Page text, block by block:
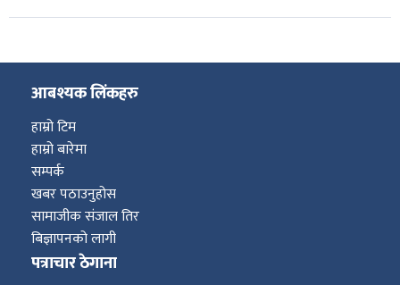
आबश्यक लिंकहरु
हाम्रो टिम
हाम्रो बारेमा
सम्पर्क
खबर पठाउनुहोस
सामाजीक संजाल तिर
बिज्ञापनको लागी
पत्राचार ठेगाना